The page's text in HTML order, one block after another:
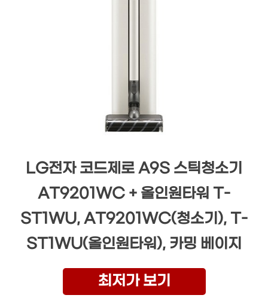
LG전자 코드제로 A9S 스틱청소기
AT9201WC + 올인원타워 T-
ST1WU, AT9201WC(청소기), T-
ST1WU(올인원타워), 카밍 베이지
최저가 보기